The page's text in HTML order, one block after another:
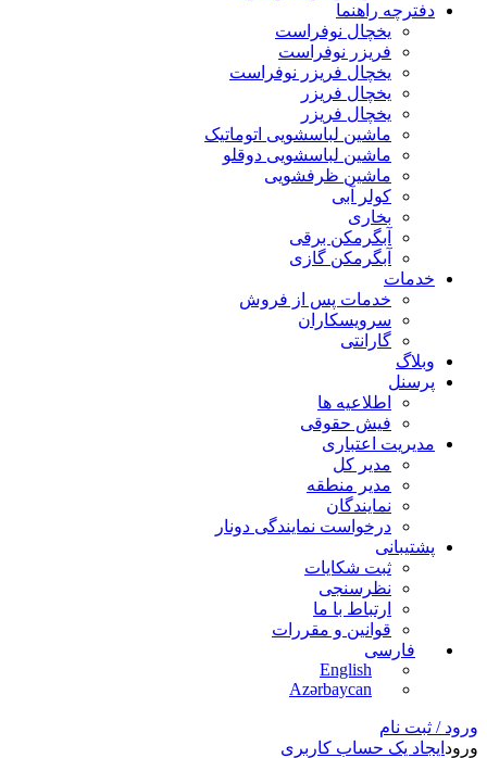
دفترچه راهنما
یخچال نوفراست
فریزر نوفراست
یخچال فریزر نوفراست
یخچال فریزر
یخچال فریزر
ماشین لباسشویی اتوماتیک
ماشین لباسشویی دوقلو
ماشین ظرفشویی
کولر آبی
بخاری
آبگرمکن برقی
آبگرمکن گازی
خدمات
خدمات پس از فروش
سرویسکاران
گارانتی
وبلاگ
پرسنل
اطلاعیه ها
فیش حقوقی
مدیریت اعتباری
مدیر کل
مدیر منطقه
نمایندگان
درخواست نمایندگی دونار
پشتیبانی
ثبت شکایات
نظرسنجی
ارتباط با ما
قوانین و مقررات
فارسی
English
Azərbaycan
ورود / ثبت نام
ورود ایجاد یک حساب کاربری